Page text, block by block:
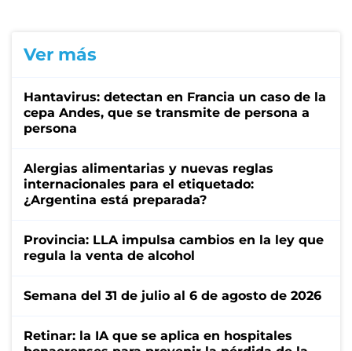
Ver más
Hantavirus: detectan en Francia un caso de la
cepa Andes, que se transmite de persona a
persona
Alergias alimentarias y nuevas reglas
internacionales para el etiquetado:
¿Argentina está preparada?
Provincia: LLA impulsa cambios en la ley que
regula la venta de alcohol
Semana del 31 de julio al 6 de agosto de 2026
Retinar: la IA que se aplica en hospitales